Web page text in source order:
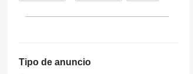
Tipo de anuncio